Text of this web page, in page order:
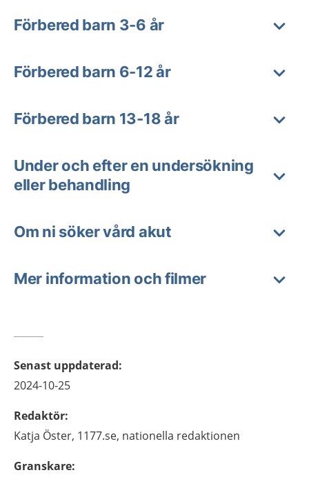
Förbered barn 3-6 år
Förbered barn 6-12 år
Förbered barn 13-18 år
Under och efter en undersökning
eller behandling
Om ni söker vård akut
Mer information och filmer
Senast uppdaterad:
2024-10-25
Redaktör:
Katja Öster, 1177.se, nationella redaktionen
Granskare: